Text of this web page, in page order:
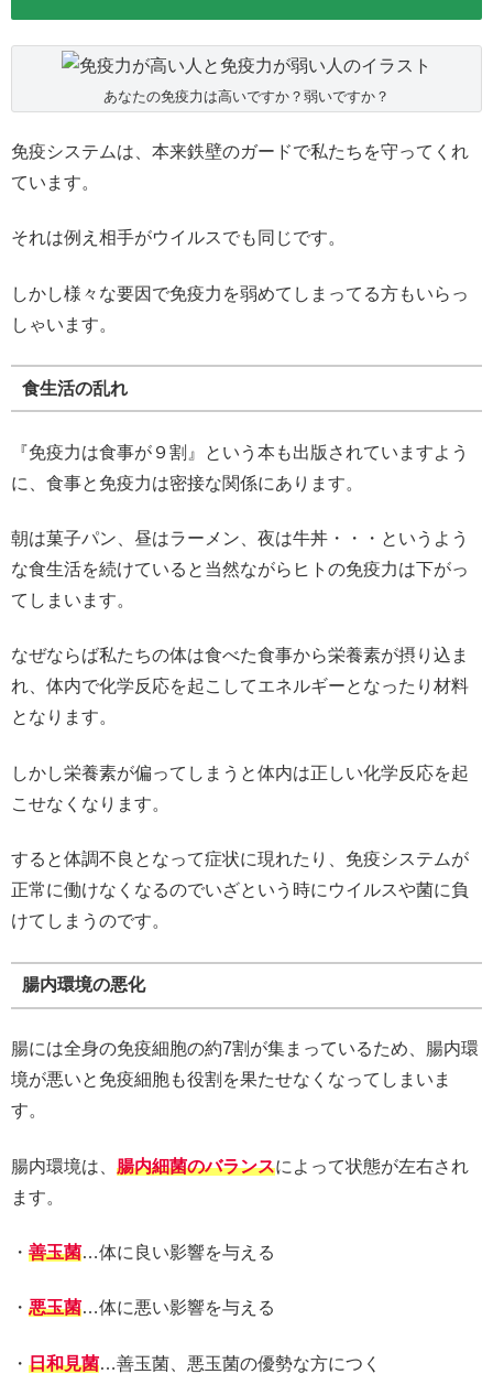
あなたの免疫力は高いですか？弱いですか？
免疫システムは、本来鉄壁のガードで私たちを守ってくれ
ています。
それは例え相手がウイルスでも同じです。
しかし様々な要因で免疫力を弱めてしまってる方もいらっ
しゃいます。
食生活の乱れ
『免疫力は食事が９割』という本も出版されていますよう
に、食事と免疫力は密接な関係にあります。
朝は菓子パン、昼はラーメン、夜は牛丼・・・というよう
な食生活を続けていると当然ながらヒトの免疫力は下がっ
てしまいます。
なぜならば私たちの体は食べた食事から栄養素が摂り込ま
れ、体内で化学反応を起こしてエネルギーとなったり材料
となります。
しかし栄養素が偏ってしまうと体内は正しい化学反応を起
こせなくなります。
すると体調不良となって症状に現れたり、免疫システムが
正常に働けなくなるのでいざという時にウイルスや菌に負
けてしまうのです。
腸内環境の悪化
腸には全身の免疫細胞の約7割が集まっているため、腸内環
境が悪いと免疫細胞も役割を果たせなくなってしまいま
す。
腸内環境は、 腸内細菌のバランスによって状態が左右され
ます。
・ 善玉菌…体に良い影響を与える
・ 悪玉菌…体に悪い影響を与える
・ 日和見菌…善玉菌、悪玉菌の優勢な方につく